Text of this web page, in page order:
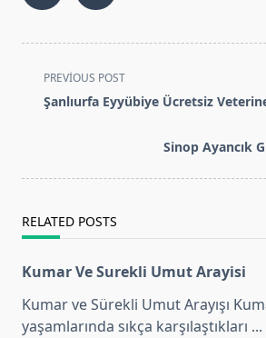
<span
class="nav-
text">Page</span>
PREVIOUS POST
Şanlıurfa Eyyübiye Ücretsiz
Sinop Ayancık
RELATED POSTS
Kumar Ve Surekli Umut Arayisi
Kumar ve Sürekli Umut Arayışı
yaşamlarında sıkça karşılaştıkları ...